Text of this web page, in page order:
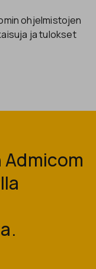
ohjelmistojen
ja tulokset